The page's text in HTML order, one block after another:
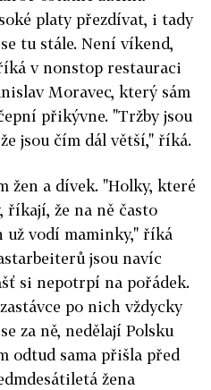
platy přezdívat, i tady
tu stále. Není víkend,
v nonstop restauraci
Moravec, který sám
přikývne. "Tržby jsou
jsou čím dál větší," říká.
žen a dívek. "Holky, které
říkají, že na ně často
vodí maminky," říká
jsou navíc
si nepotrpí na pořádek.
po nich vždycky
za ně, nedělají Polsku
odtud sama přišla před
žena